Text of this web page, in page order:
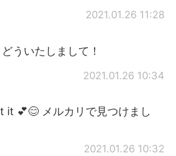
2021.01.26 11:28
どういたしまして！
2021.01.26 10:34
it 💕😊 メルカリで見つけまし
2021.01.26 10:32